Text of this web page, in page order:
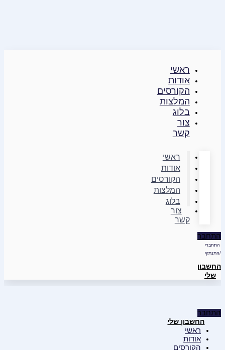
ראשי
אודות
הקורסים
המלצות
בלוג
צור
קשר
ראשי
אודות
הקורסים
המלצות
בלוג
צור
קשר
התחבר
התחברי
/התנתקי
החשבון
שלי
התחבר
החשבון שלי
ראשי
אודות
הקורסים